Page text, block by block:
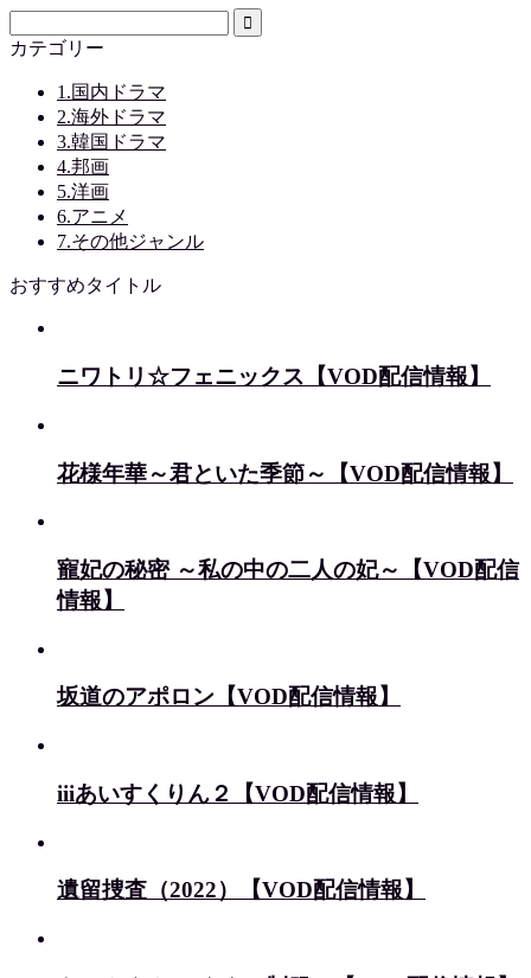
カテゴリー
1.国内ドラマ
2.海外ドラマ
3.韓国ドラマ
4.邦画
5.洋画
6.アニメ
7.その他ジャンル
おすすめタイトル
ニワトリ☆フェニックス【VOD配信情報】
花様年華～君といた季節～【VOD配信情報】
寵妃の秘密 ～私の中の二人の妃～【VOD配信
情報】
坂道のアポロン【VOD配信情報】
iiiあいすくりん２【VOD配信情報】
遺留捜査（2022）【VOD配信情報】